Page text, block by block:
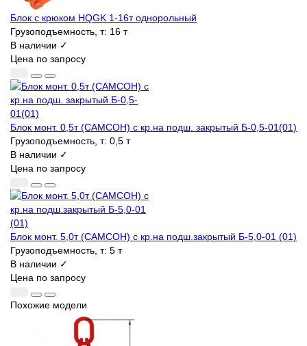
Блок с крюком HQGK 1-16т однорольный
Грузоподъемность, т: 16 т
В наличии ✓
Цена по запросу
Блок монт. 0,5т (САМСОН) с кр.на подш. закрытый Б-0,5-01(01)
Грузоподъемность, т: 0,5 т
В наличии ✓
Цена по запросу
Блок монт. 5,0т (САМСОН) с кр.на подш.закрытый Б-5,0-01 (01)
Грузоподъемность, т: 5 т
В наличии ✓
Цена по запросу
Похожие модели